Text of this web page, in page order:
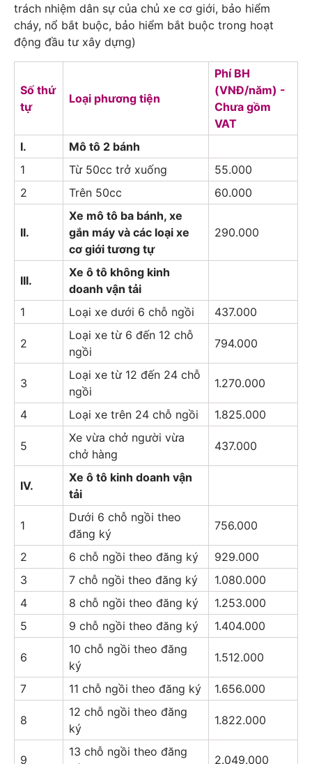
trách nhiệm dân sự của chủ xe cơ giới, bảo hiểm
cháy, nổ bắt buộc, bảo hiểm bắt buộc trong hoạt
động đầu tư xây dựng)
Số thứ
tự
Loại phương tiện
Phí BH
(VNĐ/năm) -
Chưa gồm
VAT
I.
Mô tô 2 bánh
1
Từ 50cc trở xuống
55.000
2
Trên 50cc 60.000
II.
Xe mô tô ba bánh, xe
gắn máy và các loại xe
cơ giới tương tự
290.000
III.
Xe ô tô không kinh
doanh vận tải
1
Loại xe dưới 6 chỗ ngồi 437.000
2
Loại xe từ 6 đến 12 chỗ
ngồi
794.000
3
Loại xe từ 12 đến 24 chỗ
ngồi
1.270.000
4 Loại xe trên 24 chỗ ngồi 1.825.000
5
Xe vừa chở người vừa
chở hàng
437.000
IV.
Xe ô tô kinh doanh vận
tải
1
Dưới 6 chỗ ngồi theo
đăng ký
756.000
2 6 chỗ ngồi theo đăng ký
929.000
3
7 chỗ ngồi theo đăng ký
1.080.000
4
8 chỗ ngồi theo đăng ký
1.253.000
5
9 chỗ ngồi theo đăng ký 1.404.000
6
10 chỗ ngồi theo đăng
ký
1.512.000
7 11 chỗ ngồi theo đăng ký 1.656.000
8
12 chỗ ngồi theo đăng
ký
1.822.000
9
13 chỗ ngồi theo đăng
2.049.000